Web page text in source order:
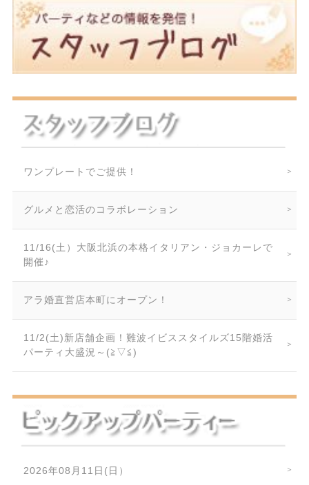
ワンプレートでご提供！
グルメと恋活のコラボレーション
11/16(土）大阪北浜の本格イタリアン・ジョカーレで
開催♪
アラ婚直営店本町にオープン！
11/2(土)新店舗企画！難波イビススタイルズ15階婚活
パーティ大盛況～(≧▽≦)
2026年08月11日(日）